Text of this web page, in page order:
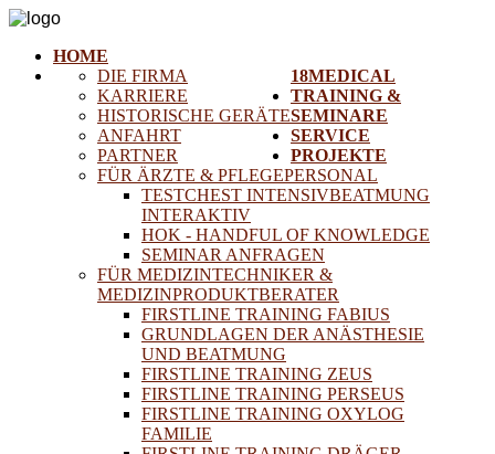
HOME
18MEDICAL
DIE FIRMA
KARRIERE
HISTORISCHE GERÄTE
ANFAHRT
PARTNER
TRAINING &
SEMINARE
FÜR ÄRZTE & PFLEGEPERSONAL
TESTCHEST INTENSIVBEATMUNG
INTERAKTIV
HOK - HANDFUL OF KNOWLEDGE
SEMINAR ANFRAGEN
FÜR MEDIZINTECHNIKER &
MEDIZINPRODUKTBERATER
FIRSTLINE TRAINING FABIUS
GRUNDLAGEN DER ANÄSTHESIE
UND BEATMUNG
FIRSTLINE TRAINING ZEUS
FIRSTLINE TRAINING PERSEUS
FIRSTLINE TRAINING OXYLOG
FAMILIE
SERVICE
PROJEKTE